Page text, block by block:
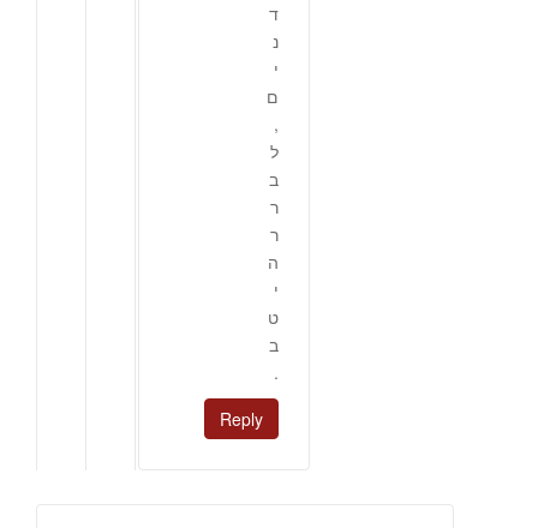
ד
נ
י
ם
,
ל
ב
ר
ר
ה
י
ט
ב
.
Reply